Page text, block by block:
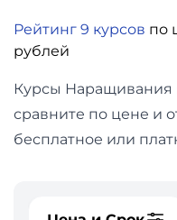
Рейтинг 9 курсов по
рублей
Курсы Наращивания
сравните по цене и
бесплатное или
финансы
Дизайн
фото,